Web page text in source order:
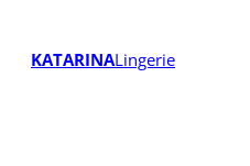
садржај
KATARINALingerie